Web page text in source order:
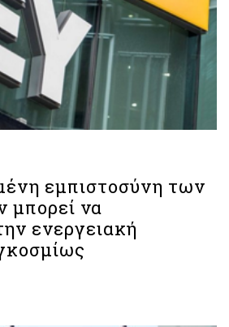
εμπιστοσύνη των
μπορεί να
ενεργειακή